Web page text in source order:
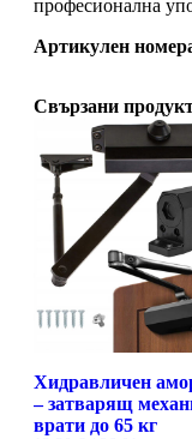
професионална
Артикулен
Свързани
Хидравличен
– затварящ
врати до 65 кг